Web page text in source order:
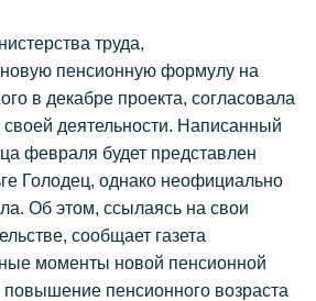
труда,
пенсионную формулу на
в декабре проекта, согласовала
деятельности. Написанный
февраля будет представлен
Голодец, однако неофициально
Об этом, ссылаясь на свои
сообщает газета
моменты новой пенсионной
пенсионного возраста